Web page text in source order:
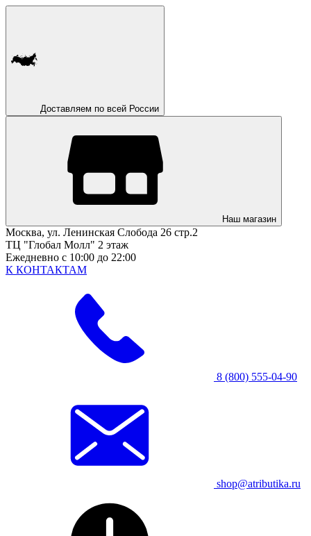
Доставляем по всей России
Наш магазин
Москва, ул. Ленинская Слобода 26 стр.2
ТЦ "Глобал Молл" 2 этаж
Ежедневно с 10:00 до 22:00
К КОНТАКТАМ
8 (800) 555-04-90
shop@atributika.ru